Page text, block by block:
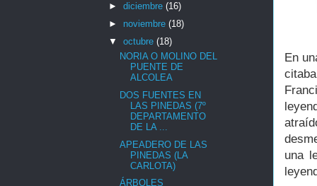
En
una
► diciembre (16)
► noviembre (18)
▼ octubre (18)
NORIA O MOLINO DEL
PUENTE DE
ALCOLEA
DOS FUENTES EN
LAS PINEDAS (7º
DEPARTAMENTO
DE LA ...
APEADERO DE LAS
PINEDAS (LA
CARLOTA)
ÁRBOLES